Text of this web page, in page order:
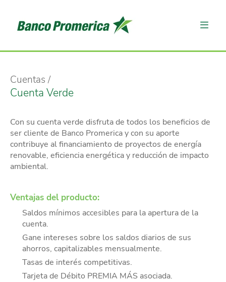
Cuentas
Cuenta Verde
Con su cuenta verde disfruta de todos los beneficios de
ser cliente de Banco Promerica y con su aporte
contribuye al financiamiento de proyectos de energía
renovable, eficiencia energética y reducción de impacto
ambiental.
Ventajas del producto:
Saldos mínimos accesibles para la apertura de la
cuenta.
Gane intereses sobre los saldos diarios de sus
ahorros, capitalizables mensualmente.
Tasas de interés competitivas.
Tarjeta de Débito PREMIA MÁS asociada.